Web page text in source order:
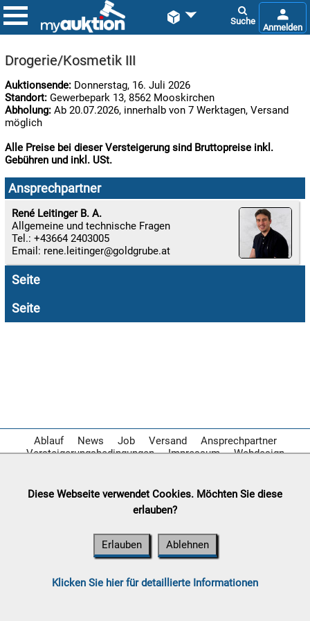
 
09.08:
Chips

09.08:

Drogerie/Kosmetik III
Auktionsende: Donnerstag, 16. Juli 2026
Standort: Gewerbepark 13, 8562 Mooskirchen
Abholung: Ab 20.07.2026, innerhalb von 7 Werktagen, Versand
möglich
Alle Preise bei dieser Versteigerung sind Bruttopreise inkl.
Gebühren und inkl. USt.
Ansprechpartner
René Leitinger B. A.
Allgemeine und technische Fragen
Tel.: +43664 2403005
Email: rene.leitinger
Seite
Seite
Ablauf News Job Versand
Ansprechpartner
Versteigerungsbedingungen
Impressum Webdesign
Diese Webseite verwendet Cookies. Möchten Sie diese
erlauben?
Erlauben Ablehnen
Klicken Sie hier für detaillierte Informationen